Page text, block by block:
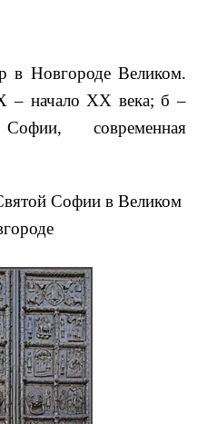
в Новгороде Великом.
– начало XX века; б –
современная
Софии в Великом